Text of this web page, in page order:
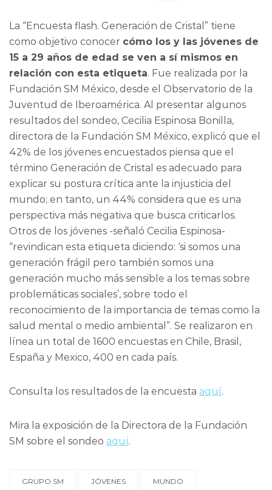
La “Encuesta flash. Generación de Cristal” tiene
como objetivo conocer cómo los y las jóvenes de
15 a 29 años de edad se ven a sí mismos en
relación con esta etiqueta. Fue realizada por la
Fundación SM México, desde el Observatorio de la
Juventud de Iberoamérica. Al presentar algunos
resultados del sondeo, Cecilia Espinosa Bonilla,
directora de la Fundación SM México, explicó que el
42% de los jóvenes encuestados piensa que el
término Generación de Cristal es adecuado para
explicar su postura crítica ante la injusticia del
mundo; en tanto, un 44% considera que es una
perspectiva más negativa que busca criticarlos.
Otros de los jóvenes -señaló Cecilia Espinosa-
“revindican esta etiqueta diciendo: ‘si somos una
generación frágil pero también somos una
generación mucho más sensible a los temas sobre
problemáticas sociales’, sobre todo el
reconocimiento de la importancia de temas como la
salud mental o medio ambiental”. Se realizaron en
línea un total de 1600 encuestas en Chile, Brasil,
España y Mexico, 400 en cada país.
Consulta los resultados de la encuesta aquí.
Mira la exposición de la Directora de la Fundación
SM sobre el sondeo aquí.
GRUPO SM JÓVENES MUNDO